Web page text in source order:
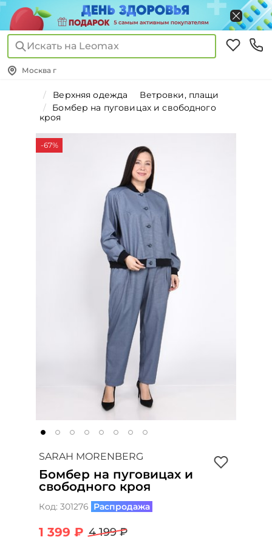
Искать на Leomax
Москва г
Верхняя одежда
Ветровки, плащи
Бомбер на пуговицах и свободного
кроя
-67%
SARAH MORENBERG
Бомбер на пуговицах и
свободного кроя
Код: 301276 Распродажа
1 399 ₽ 4 199 ₽